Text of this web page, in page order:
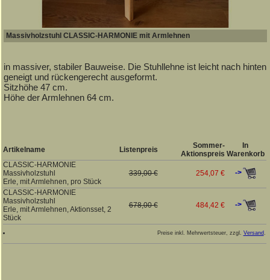
Massivholzstuhl CLASSIC-HARMONIE mit Armlehnen
in massiver, stabiler Bauweise. Die Stuhllehne ist leicht nach hinten
geneigt und rückengerecht ausgeformt.
Sitzhöhe 47 cm.
Höhe der Armlehnen 64 cm.
Artikelname Listenpreis
Sommer-
Aktionspreis
In
Warenkorb
CLASSIC-HARMONIE
Massivholzstuhl
Erle, mit Armlehnen, pro Stück
339,00 € 254,07 € ->
CLASSIC-HARMONIE
Massivholzstuhl
Erle, mit Armlehnen, Aktionsset, 2
Stück
678,00 € 484,42 € ->
Preise inkl. Mehrwertsteuer, zzgl. Versand